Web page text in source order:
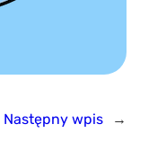
Następny wpis →